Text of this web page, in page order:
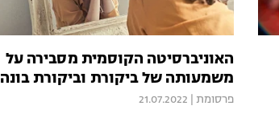
האוניברסיטה הקוסמית מסבירה על
משמעותה של ביקורת וביקורת בונה
פרסומת 21.07.2022